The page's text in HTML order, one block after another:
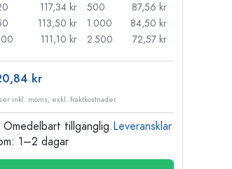
117,34 kr
113,50 kr
111,10 kr
500
87,56 kr
1.000
84,50 kr
2.500
72,57 kr
kr
inkl. moms, exkl. fraktkostnader
Omedelbart tillgänglig.Leveransklar
1–2 dagar